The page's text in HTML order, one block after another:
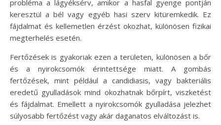
probléma a lágyéksérv, amikor a hasfal gyenge pontján
keresztül a bél vagy egyéb hasi szerv kitüremkedik. Ez
fájdalmat és kellemetlen érzést okozhat, különösen fizikai
megterhelés esetén.
Fertőzések is gyakoriak ezen a területen, különösen a bőr
és a nyirokcsomók érintettsége miatt. A gombás
fertőzések, mint például a candidiasis, vagy bakteriális
eredetű gyulladások mind okozhatnak bőrpírt, viszketést
és fájdalmat. Emellett a nyirokcsomók gyulladása jelezhet
súlyosabb fertőzést vagy akár daganatos elváltozást is.